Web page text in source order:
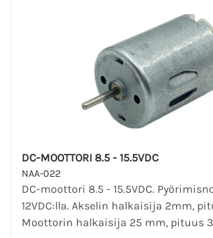
DC-MOOTTORI 8.5 - 15.5VDC
NAA-022
DC-moottori 8.5 - 15.5VDC.
12VDC:lla. Akselin halkaisija 2mm,
Moottorin halkaisija 25 mm, pituus